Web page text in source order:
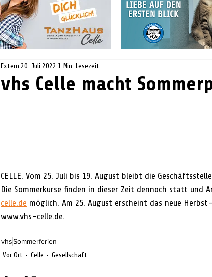
vhs Celle macht
Extern 20. Juli 2022 1 Min. Lesezeit
CELLE. Vom 25. Juli bis 19. August bleibt die
Die Sommerkurse finden in dieser Zeit dennoch statt und
celle.de möglich. Am 25. August erscheint das neue
www.vhs-celle.de.
vhsSommerferien
Vor Ort Celle Gesellschaft